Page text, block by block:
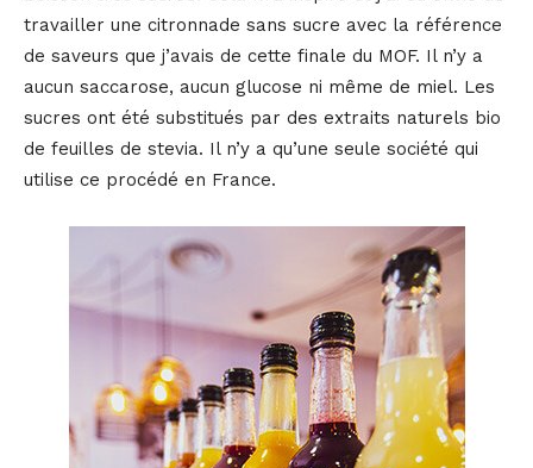
travailler une citronnade sans sucre avec la référence
de saveurs que j’avais de cette finale du MOF. Il n’y a
aucun saccarose, aucun glucose ni même de miel. Les
sucres ont été substitués par des extraits naturels bio
de feuilles de stevia. Il n’y a qu’une seule société qui
utilise ce procédé en France.